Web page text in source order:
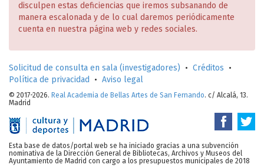
disculpen estas deficiencias que iremos subsanando de
manera escalonada y de lo cual daremos periódicamente
cuenta en nuestra página web y redes sociales.
Solicitud de consulta en sala (investigadores) • Créditos •
Política de privacidad
• Aviso legal
© 2017-2026. Real Academia de Bellas Artes de San Fernando. c/ Alcalá, 13.
Madrid
Esta base de datos/portal web se ha iniciado gracias a una subvención
nominativa de la Dirección General de Bibliotecas, Archivos y Museos del
Ayuntamiento de Madrid con cargo a los presupuestos municipales de 2018